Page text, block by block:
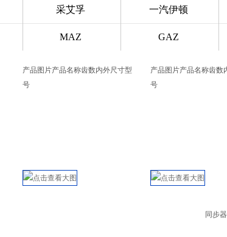
采艾孚 一汽伊顿
MAZ GAZ
产品图片产品名称齿数内外尺寸型
号
产品图片产品名称齿数
号
同步